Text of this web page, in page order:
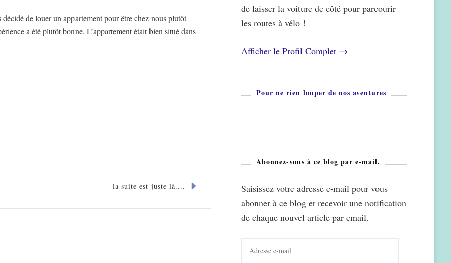
de louer un appartement pour être chez nous plutôt
a été plutôt bonne. L’appartement était bien situé dans
la suite est juste là....
de laisser la voiture de côté pour parcourir
les routes à vélo !
Afficher le Profil Complet →
Pour ne rien louper de nos aventures
Abonnez-vous à ce blog par e-mail.
Saisissez votre adresse e-mail pour vous
abonner à ce blog et recevoir une notification
de chaque nouvel article par email.